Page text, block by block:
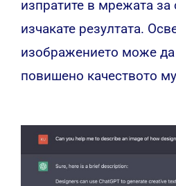
изпратите в мрежата за
изчакате резултата.
изображението може
повишено качеството